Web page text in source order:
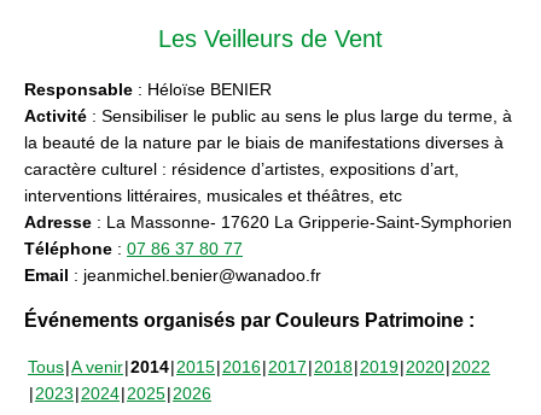
Les Veilleurs de Vent
Responsable : Héloïse BENIER
Activité : Sensibiliser le public au sens le plus large du terme, à
la beauté de la nature par le biais de manifestations diverses à
caractère culturel : résidence d’artistes, expositions d’art,
interventions littéraires, musicales et théâtres, etc
Adresse : La Massonne- 17620 La Gripperie-Saint-Symphorien
Téléphone : 07 86 37 80 77
Email : jeanmichel.benier@wanadoo.fr
Événements organisés par Couleurs Patrimoine :
Tous A venir 2014 2015 2016 2017 2018 2019 2020 2022
2023 2024 2025 2026